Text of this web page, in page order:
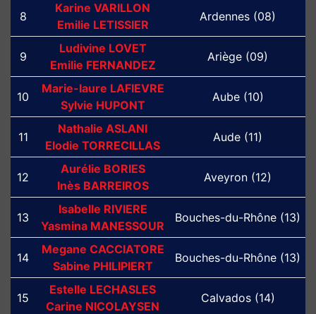
8
Karine VARILLON
Emilie LETISSIER
Ardennes (08)
9
Ludivine LOVET
Emilie FERNANDEZ
Ariège (09)
10
Marie-laure LAFIEVRE
Sylvie HUPONT
Aube (10)
11
Nathalie ASLANI
Elodie TORRECILLAS
Aude (11)
12
Aurélie BORIES
Inès BARREIROS
Aveyron (12)
13
Isabelle RIVIERE
Yasmina MANESSOUR
Bouches-du-Rhône (13)
14
Megane CACCIATORE
Sabine PHILIPIERT
Bouches-du-Rhône (13)
15
Estelle LECHASLES
Carine NICOLAYSEN
Calvados (14)